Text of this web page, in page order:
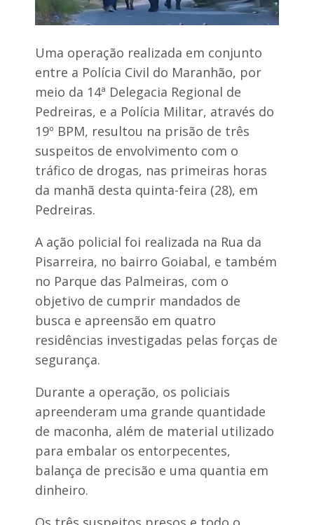
Uma operação realizada em conjunto
entre a Polícia Civil do Maranhão, por
meio da 14ª Delegacia Regional de
Pedreiras, e a Polícia Militar, através do
19º BPM, resultou na prisão de três
suspeitos de envolvimento com o
tráfico de drogas, nas primeiras horas
da manhã desta quinta-feira (28), em
Pedreiras.
A ação policial foi realizada na Rua da
Pisarreira, no bairro Goiabal, e também
no Parque das Palmeiras, com o
objetivo de cumprir mandados de
busca e apreensão em quatro
residências investigadas pelas forças de
segurança.
Durante a operação, os policiais
apreenderam uma grande quantidade
de maconha, além de material utilizado
para embalar os entorpecentes,
balança de precisão e uma quantia em
dinheiro.